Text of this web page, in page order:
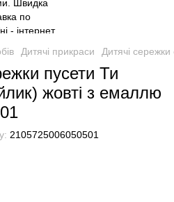
Дитячі прикраси Дитячі сережки
пусети Ти
жовті з емаллю
2105725006050501